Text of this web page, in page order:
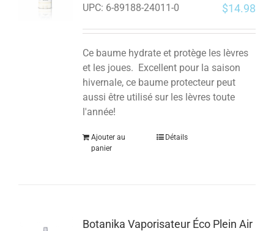
UPC: 6-89188-24011-0 $14.98
Ce baume hydrate et protège les lèvres
et les joues. Excellent pour la saison
hivernale, ce baume protecteur peut
aussi être utilisé sur les lèvres toute
l'année!
Ajouter au
panier
Détails
Botanika Vaporisateur Éco Plein Air